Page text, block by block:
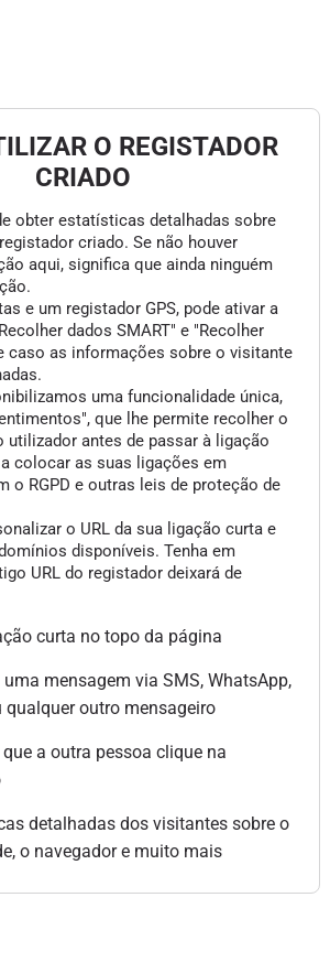
O REGISTADOR
CRIADO
obter estatísticas detalhadas sobre
criado. Se não houver
aqui, significa que ainda ninguém
e um registador GPS, pode ativar a
dados SMART" e "Recolher
caso as informações sobre o visitante
uma funcionalidade única,
que lhe permite recolher o
utilizador antes de passar à ligação
colocar as suas ligações em
o RGPD e outras leis de proteção de
o URL da sua ligação curta e
disponíveis. Tenha em
URL do registador deixará de
curta no topo da página
uma mensagem via SMS, WhatsApp,
qualquer outro mensageiro
a outra pessoa clique na
detalhadas dos visitantes sobre o
o navegador e muito mais